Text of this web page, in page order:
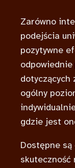
Zarówno
podejścia
pozytywne
dotyczących
ogólny
gdzie jest
Dostępne
skuteczność